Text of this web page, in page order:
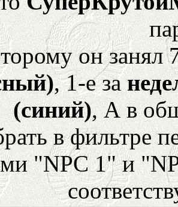
он
, 1-е за
(синий), А в
в фильтре
"NPC 1" и